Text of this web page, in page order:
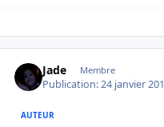
Jade Membre
Publication:24 janvier
AUTEUR